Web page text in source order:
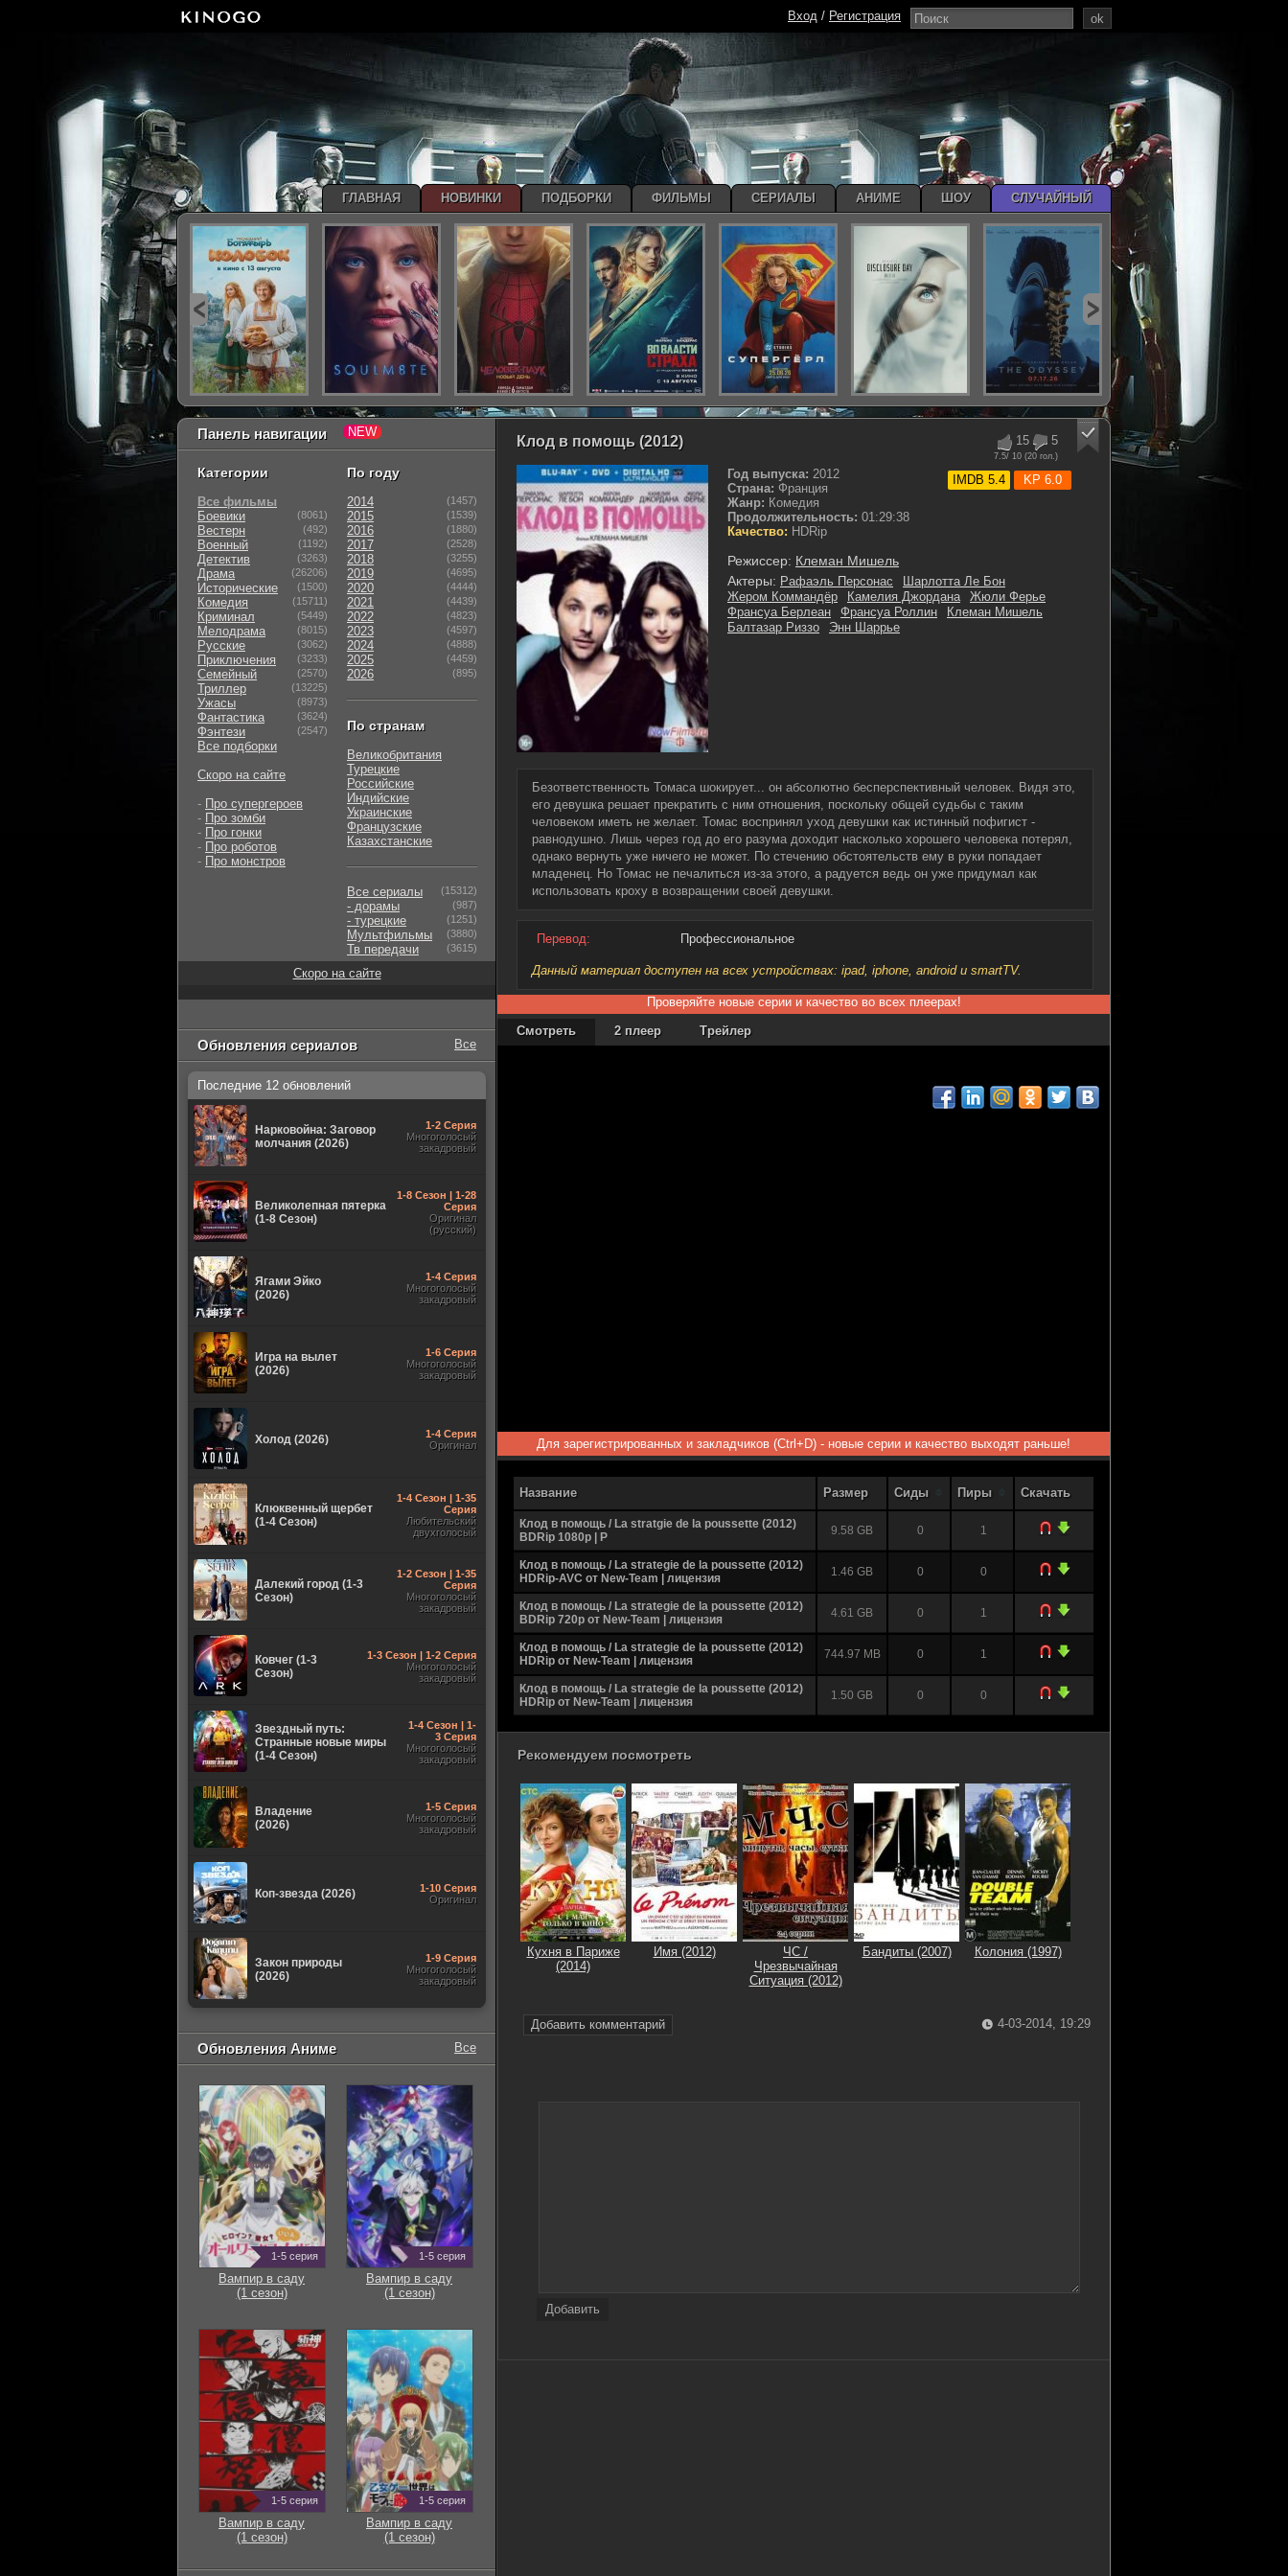
15 5
7.5/ 10 (20 гол.)
IMDB 5.4 KP 6.0
Клод в помощь (2012)
Год выпуска: 2012
Страна: Франция
Жанр: Комедия
Продолжительность: 01:29:38
Качество: HDRip
Режиссер: Клеман Мишель
Актеры: Рафаэль Персонас
Шарлотта Ле Бон
Жером Коммандёр
Камелия Джордана
Жюли Ферье
Франсуа Берлеан
Франсуа Роллин
Клеман Мишель
Балтазар Риззо
Энн Шаррье
Безответственность Томаса шокирует... он абсолютно бесперспективный человек. Видя это,
его девушка решает прекратить с ним отношения, поскольку общей судьбы с таким
человеком иметь не желает. Томас воспринял уход девушки как истинный пофигист -
равнодушно. Лишь через год до его разума доходит насколько хорошего человека потерял,
однако вернуть уже ничего не может. По стечению обстоятельств ему в руки попадает
младенец. Но Томас не печалиться из-за этого, а радуется ведь он уже придумал как
использовать кроху в возвращении своей девушки.
Перевод: Профессиональное
Данный материал доступен на всех устройствах: ipad, iphone, android и smartTV.
Проверяйте новые серии и качество во всех плеерах!
Смотреть
2 плеер Трейлер
Для зарегистрированных и закладчиков (Ctrl+D) - новые серии и качество выходят раньше!
Название Размер Сиды Пиры Скачать
Клод в помощь / La stratgie de la poussette (2012)
BDRip 1080p | P
9.58 GB 0 1
Клод в помощь / La strategie de la poussette (2012)
HDRip-AVC от New-Team | лицензия
1.46 GB 0 0
Клод в помощь / La strategie de la poussette (2012)
BDRip 720p от New-Team | лицензия
4.61 GB 0 1
Клод в помощь / La strategie de la poussette (2012)
HDRip от New-Team | лицензия
744.97 MB 0 1
Клод в помощь / La strategie de la poussette (2012)
HDRip от New-Team | лицензия
1.50 GB 0 0
Рекомендуем посмотреть
Кухня в Париже
(2014)
Имя (2012)
ЧС /
Чрезвычайная
Ситуация (2012)
Бандиты (2007) Колония (1997)
Добавить комментарий 4-03-2014, 19:29
Добавить
Панель навигации
Категории
Все фильмы
Боевики
(8061)
Вестерн (492)
Военный (1192)
Детектив (3263)
Драма (26206)
Исторические (1500)
Комедия (15711)
Криминал (5449)
Мелодрама (8015)
Русские (3062)
Приключения (3233)
Семейный (2570)
Триллер (13225)
Ужасы (8973)
Фантастика (3624)
Фэнтези (2547)
Все подборки
Скоро на сайте
- Про супергероев
- Про зомби
- Про гонки
- Про роботов
- Про монстров
По году
2014 (1457)
2015 (1539)
2016 (1880)
2017 (2528)
2018 (3255)
2019 (4695)
2020 (4444)
2021 (4439)
2022 (4823)
2023 (4597)
2024 (4888)
2025 (4459)
2026 (895)
По странам
Великобритания
Турецкие
Российские
Индийские
Украинские
Французские
Казахстанские
Все сериалы (15312)
- дорамы (987)
- турецкие (1251)
Мультфильмы (3880)
Тв передачи (3615)
Скоро на сайте
Обновления сериалов Все
Последние 12 обновлений
Нарковойна: Заговор
молчания (2026)
1-2 Серия
Многоголосый
закадровый
Великолепная пятерка
(1-8 Сезон)
1-8 Сезон | 1-28
Серия
Оригинал
(русский)
Ягами Эйко
(2026)
1-4 Серия
Многоголосый
закадровый
Игра на вылет
(2026)
1-6 Серия
Многоголосый
закадровый
Холод (2026)
1-4 Серия
Оригинал
Клюквенный щербет
(1-4 Сезон)
1-4 Сезон | 1-35
Серия
Любительский
двухголосый
Далекий город (1-3
Сезон)
1-2 Сезон | 1-35
Серия
Многоголосый
закадровый
Ковчег (1-3
Сезон)
1-3 Сезон | 1-2 Серия
Многоголосый
закадровый
Звездный путь:
Странные новые миры
(1-4 Сезон)
1-4 Сезон | 1-
3 Серия
Многоголосый
закадровый
Владение
(2026)
1-5 Серия
Многоголосый
закадровый
Коп-звезда (2026)
1-10 Серия
Оригинал
Закон природы
(2026)
1-9 Серия
Многоголосый
закадровый
Обновления Аниме Все
1-5 серия
Вампир в саду
(1 сезон)
1-5 серия
Вампир в саду
(1 сезон)
1-5 серия
Вампир в саду
(1 сезон)
1-5 серия
Вампир в саду
(1 сезон)
ok
Вход / Регистрация
ГЛАВНАЯ НОВИНКИ ПОДБОРКИ ФИЛЬМЫ СЕРИАЛЫ АНИМЕ ШОУ СЛУЧАЙНЫЙ